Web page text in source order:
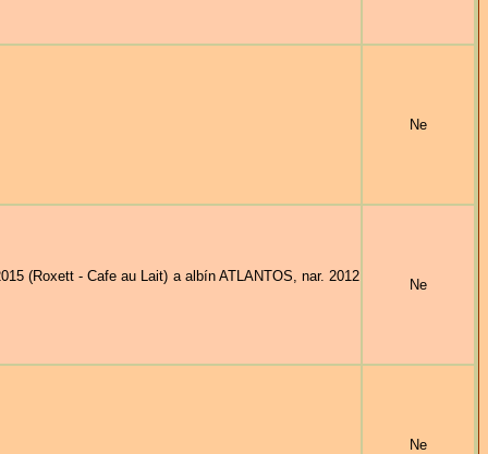
Ne
(Roxett - Cafe au Lait) a albín ATLANTOS, nar. 2012
Ne
Ne